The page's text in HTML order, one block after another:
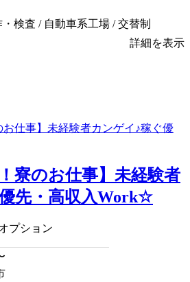
検査 / 自動車系工場 / 交替制
詳細を表示
寮のお仕事】未経験者
先・高収入Work☆
プション